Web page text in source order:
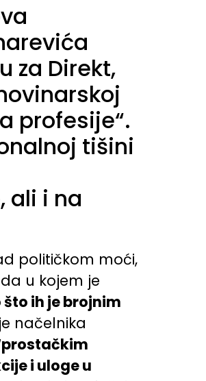
za Direkt,
profesije“.
tišini
ali i na
političkom moći,
u kojem je
ih je brojnim
načelnika
prostačkim
i uloge u